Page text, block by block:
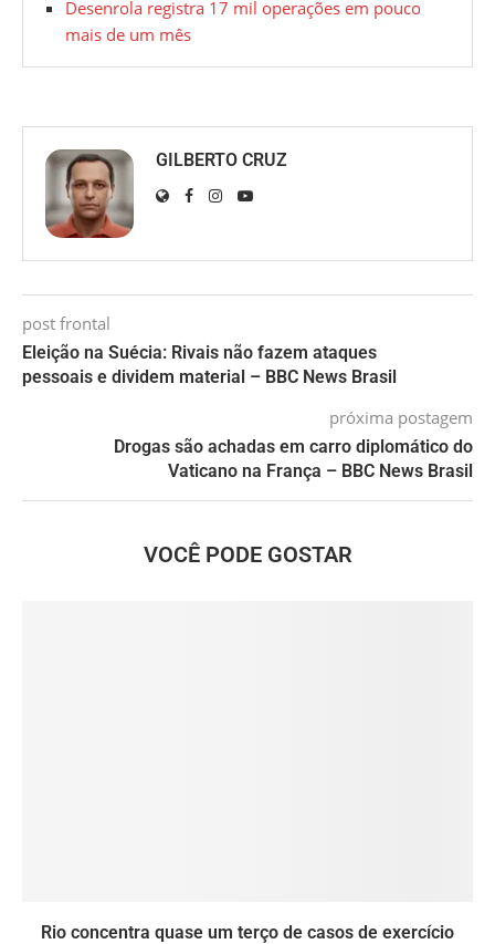
Desenrola registra 17 mil operações em pouco
mais de um mês
GILBERTO CRUZ
post frontal
Eleição na Suécia: Rivais não fazem ataques
pessoais e dividem material – BBC News Brasil
próxima postagem
Drogas são achadas em carro diplomático do
Vaticano na França – BBC News Brasil
VOCÊ PODE GOSTAR
Rio concentra quase um terço de casos de exercício